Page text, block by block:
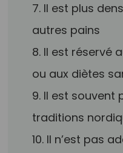
7. Il est plus
autres pains
8. Il est réservé
ou aux diètes
9. Il est souvent
traditions
10. Il n’est pas